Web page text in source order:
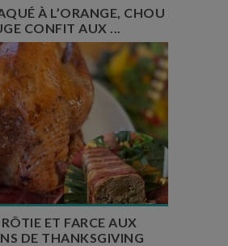
À L’ORANGE, CHOU
CONFIT AUX ...
de préparation : 1h
de cuisson : 3h30
de couverts : 12
ET FARCE AUX
DE THANKSGIVING